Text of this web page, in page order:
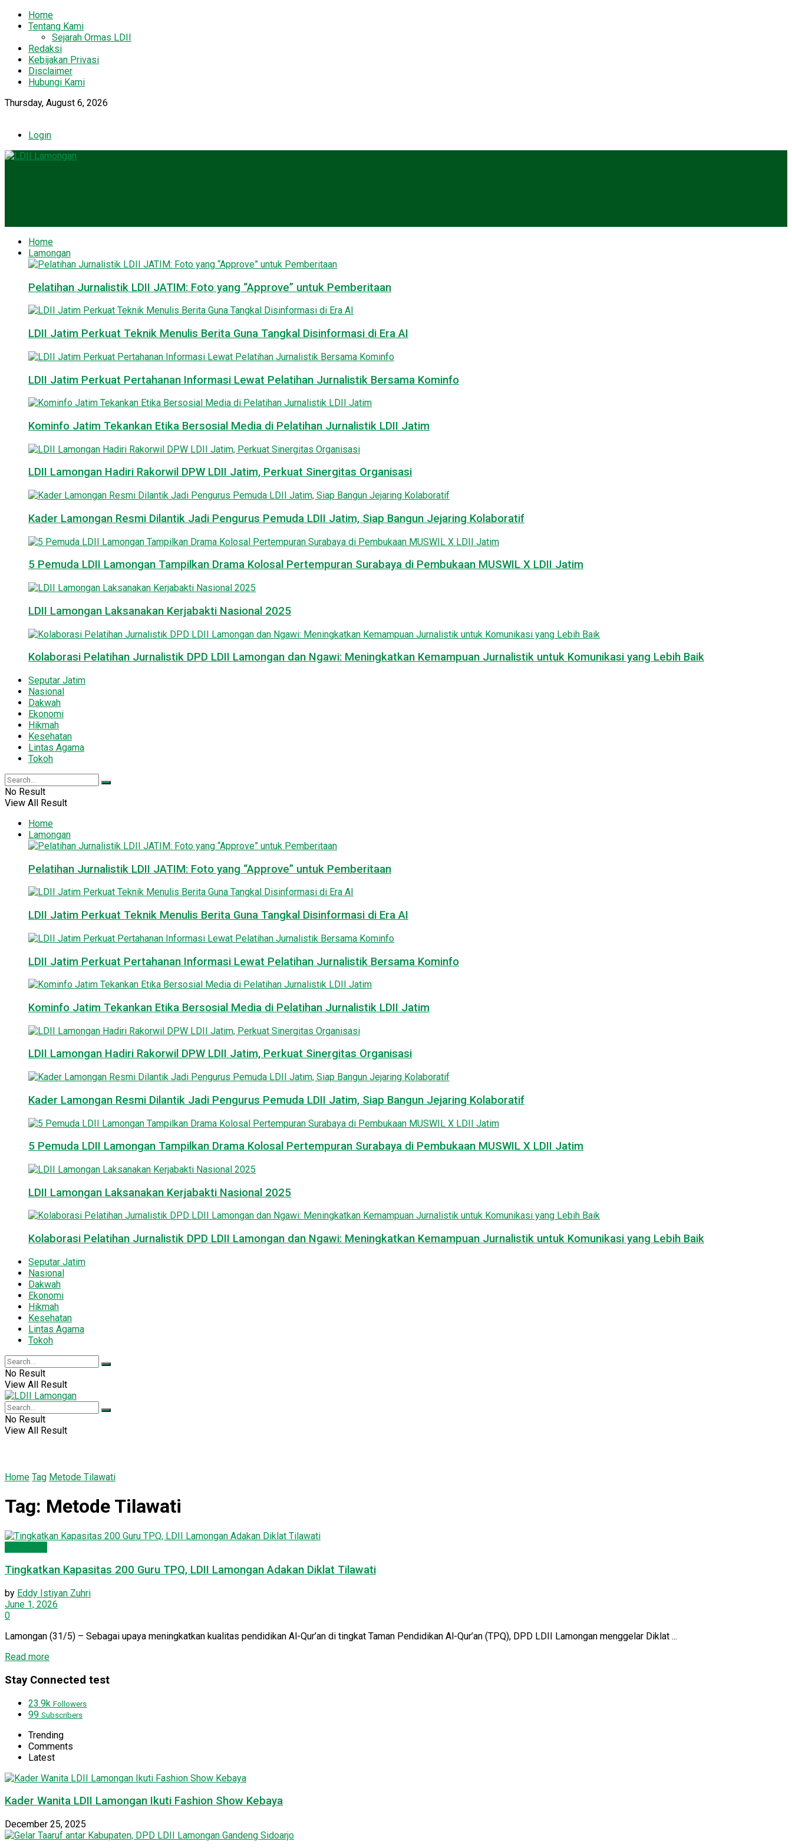
Home
Tentang Kami
Sejarah Ormas LDII
Redaksi
Kebijakan Privasi
Disclaimer
Hubungi Kami
Thursday, August 6, 2026
Login
Home
Lamongan
Pelatihan Jurnalistik LDII JATIM: Foto yang “Approve” untuk Pemberitaan
LDII Jatim Perkuat Teknik Menulis Berita Guna Tangkal Disinformasi di Era AI
LDII Jatim Perkuat Pertahanan Informasi Lewat Pelatihan Jurnalistik Bersama Kominfo
Kominfo Jatim Tekankan Etika Bersosial Media di Pelatihan Jurnalistik LDII Jatim
LDII Lamongan Hadiri Rakorwil DPW LDII Jatim, Perkuat Sinergitas Organisasi
Kader Lamongan Resmi Dilantik Jadi Pengurus Pemuda LDII Jatim, Siap Bangun Jejaring Kolaboratif
5 Pemuda LDII Lamongan Tampilkan Drama Kolosal Pertempuran Surabaya di Pembukaan MUSWIL X LDII Jatim
LDII Lamongan Laksanakan Kerjabakti Nasional 2025
Kolaborasi Pelatihan Jurnalistik DPD LDII Lamongan dan Ngawi: Meningkatkan Kemampuan Jurnalistik untuk Komunikasi yang Lebih Baik
Seputar Jatim
Nasional
Dakwah
Ekonomi
Hikmah
Kesehatan
Lintas Agama
Tokoh
No Result
View All Result
Home
Lamongan
Pelatihan Jurnalistik LDII JATIM: Foto yang “Approve” untuk Pemberitaan
LDII Jatim Perkuat Teknik Menulis Berita Guna Tangkal Disinformasi di Era AI
LDII Jatim Perkuat Pertahanan Informasi Lewat Pelatihan Jurnalistik Bersama Kominfo
Kominfo Jatim Tekankan Etika Bersosial Media di Pelatihan Jurnalistik LDII Jatim
LDII Lamongan Hadiri Rakorwil DPW LDII Jatim, Perkuat Sinergitas Organisasi
Kader Lamongan Resmi Dilantik Jadi Pengurus Pemuda LDII Jatim, Siap Bangun Jejaring Kolaboratif
5 Pemuda LDII Lamongan Tampilkan Drama Kolosal Pertempuran Surabaya di Pembukaan MUSWIL X LDII Jatim
LDII Lamongan Laksanakan Kerjabakti Nasional 2025
Kolaborasi Pelatihan Jurnalistik DPD LDII Lamongan dan Ngawi: Meningkatkan Kemampuan Jurnalistik untuk Komunikasi yang Lebih Baik
Seputar Jatim
Nasional
Dakwah
Ekonomi
Hikmah
Kesehatan
Lintas Agama
Tokoh
No Result
View All Result
No Result
View All Result
Home Tag Metode Tilawati
Tag: Metode Tilawati
Tingkatkan Kapasitas 200 Guru TPQ, LDII Lamongan Adakan Diklat Tilawati
by Eddy Istiyan Zuhri
June 1, 2026
0
Lamongan (31/5) – Sebagai upaya meningkatkan kualitas pendidikan Al-Qur’an di tingkat Taman Pendidikan Al-Qur’an (TPQ), DPD LDII Lamongan menggelar Diklat ...
Read moreDetails
Stay Connected test
23.9k Followers
99 Subscribers
Trending
Comments
Latest
Kader Wanita LDII Lamongan Ikuti Fashion Show Kebaya
December 25, 2025